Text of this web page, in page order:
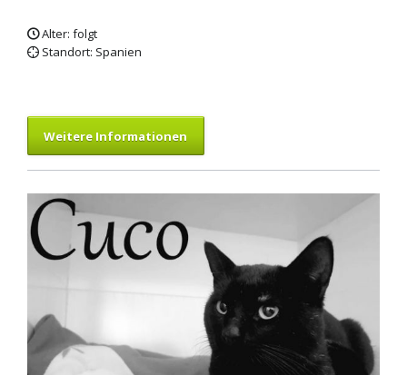
Alter: folgt
Standort: Spanien
Weitere Informationen